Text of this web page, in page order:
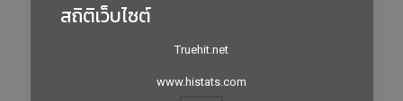
สถิติเว็บไซต์
Truehit.net
www.histats.com